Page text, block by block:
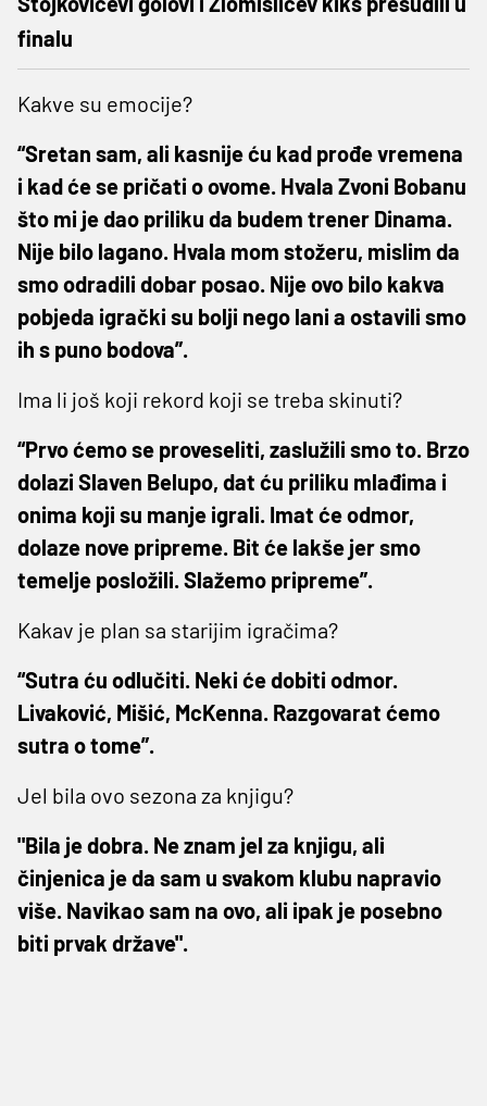
finalu
Kakve su emocije?
“Sretan sam, ali kasnije ću kad prođe vremena
i kad će se pričati o ovome. Hvala Zvoni Bobanu
što mi je dao priliku da budem trener Dinama.
Nije bilo lagano. Hvala mom stožeru, mislim da
smo odradili dobar posao. Nije ovo bilo kakva
pobjeda igrački su bolji nego lani a ostavili smo
ih s puno bodova”.
Ima li još koji rekord koji se treba skinuti?
“Prvo ćemo se proveseliti, zaslužili smo to. Brzo
dolazi Slaven Belupo, dat ću priliku mlađima i
onima koji su manje igrali. Imat će odmor,
dolaze nove pripreme. Bit će lakše jer smo
temelje posložili. Slažemo pripreme”.
Kakav je plan sa starijim igračima?
“Sutra ću odlučiti. Neki će dobiti odmor.
Livaković, Mišić, McKenna. Razgovarat ćemo
sutra o tome”.
Jel bila ovo sezona za knjigu?
"Bila je dobra. Ne znam jel za knjigu, ali
činjenica je da sam u svakom klubu napravio
više. Navikao sam na ovo, ali ipak je posebno
biti prvak države".